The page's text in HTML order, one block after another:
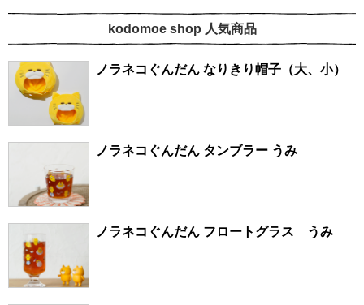
kodomoe shop 人気商品
ノラネコぐんだん なりきり帽子（大、小）
ノラネコぐんだん タンブラー うみ
ノラネコぐんだん フロートグラス うみ